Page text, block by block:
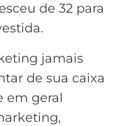
de 32 para
jamais
de sua caixa
em geral